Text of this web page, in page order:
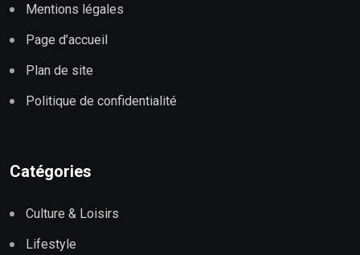
Mentions légales
Page d’accueil
Plan de site
Politique de confidentialité
Catégories
Culture & Loisirs
Lifestyle